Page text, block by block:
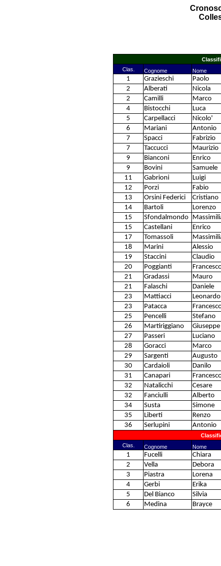
Clas.
Cognome Nome
1 Grazieschi
Paolo
2
Alberati
Nicola
2
Camilli
Marco
4
Bistocchi
Luca
5
Carpellacci
Nicolo'
6
Mariani
Antonio
7
Spacci
Fabrizio
7
Taccucci
Maurizio
9
Bianconi
Enrico
9
Bovini
Samuele
11
Gabrioni
Luigi
12
Porzi
Fabio
13
Orsini Federici
Cristiano
14
Bartoli
Lorenzo
15
Sfondalmondo
15
Castellani
Enrico
17
Tomassoli
18
Marini
Alessio
19
Staccini
Claudio
20
Poggianti
21
Gradassi
Mauro
21
Falaschi
Daniele
23
Mattiacci
Leonardo
23
Patacca
25
Pencelli
Stefano
26
Martiriggiano
Giuseppe
27
Passeri
Luciano
28
Goracci
Marco
29
Sargenti
Augusto
30
Cardaioli
Danilo
31
Canapari
32
Natalicchi
Cesare
32
Fanciulli
Alberto
34
Susta
Simone
35
Liberti
Renzo
36
Serlupini Antonio
Clas.
Cognome Nome
1 Fucelli
Chiara
2
Vella
Debora
3
Piastra
Lorena
4
Gerbi
Erika
5
Del Bianco
Silvia
6
Medina Brayce